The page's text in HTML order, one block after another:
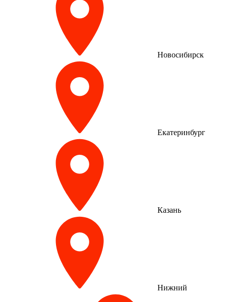
Новосибирск
Екатеринбург
Казань
Нижний